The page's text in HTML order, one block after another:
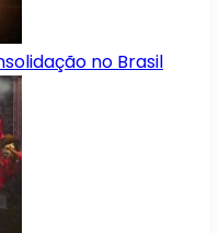
no Brasil